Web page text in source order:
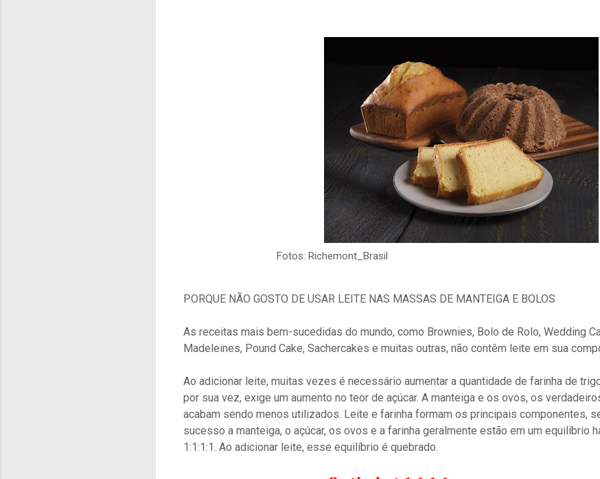
Fotos: Richemont_Brasil
PORQUE NÃO GOSTO DE USAR LEITE NAS MASSAS DE MANTEIGA E BOLOS
As receitas mais bem-sucedidas do mundo, como Brownies, Bolo de Rolo, Wedding
Madeleines, Pound Cake, Sachercakes e muitas outras, não contêm leite em sua
Ao adicionar leite, muitas vezes é necessário aumentar a quantidade de farinha de
por sua vez, exige um aumento no teor de açúcar. A manteiga e os ovos, os
acabam sendo menos utilizados. Leite e farinha formam os principais componentes,
sucesso a manteiga, o açúcar, os ovos e a farinha geralmente estão em um equilíbrio
1:1:1:1. Ao adicionar leite, esse equilíbrio é quebrado.